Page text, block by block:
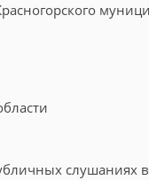
слушаниях